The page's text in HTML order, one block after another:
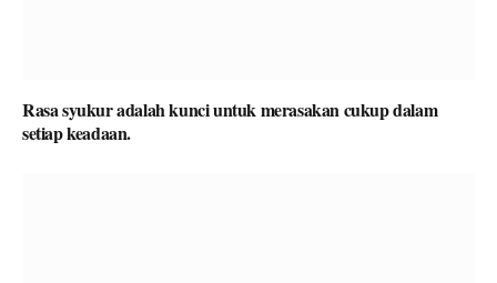
Rasa syukur adalah kunci untuk merasakan cukup dalam
setiap keadaan.